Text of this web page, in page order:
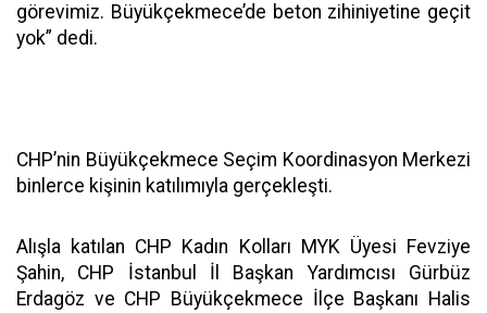
görevimiz. Büyükçekmece’de beton zihiniyetine geçit
yok” dedi.
CHP’nin Büyükçekmece Seçim Koordinasyon Merkezi
binlerce kişinin katılımıyla gerçekleşti.
Alışla katılan CHP Kadın Kolları MYK Üyesi Fevziye
Şahin, CHP İstanbul İl Başkan Yardımcısı Gürbüz
Erdagöz ve CHP Büyükçekmece İlçe Başkanı Halis